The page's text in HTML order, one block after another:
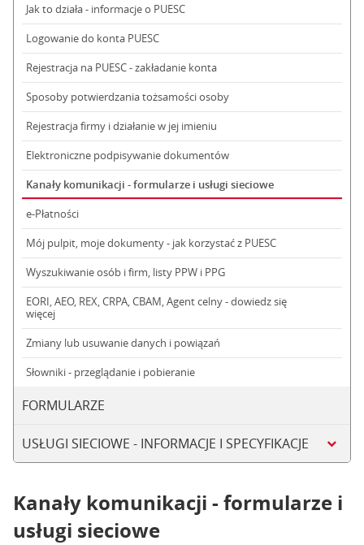
Jak to działa - informacje o PUESC
Logowanie do konta PUESC
Rejestracja na PUESC - zakładanie konta
Sposoby potwierdzania tożsamości osoby
Rejestracja firmy i działanie w jej imieniu
Elektroniczne podpisywanie dokumentów
Kanały komunikacji - formularze i usługi sieciowe
e-Płatności
Mój pulpit, moje dokumenty - jak korzystać z PUESC
Wyszukiwanie osób i firm, listy PPW i PPG
EORI, AEO, REX, CRPA, CBAM, Agent celny - dowiedz się
więcej
Zmiany lub usuwanie danych i powiązań
Słowniki - przeglądanie i pobieranie
FORMULARZE
USŁUGI SIECIOWE - INFORMACJE I SPECYFIKACJE
Kanały komunikacji - formularze i
usługi sieciowe